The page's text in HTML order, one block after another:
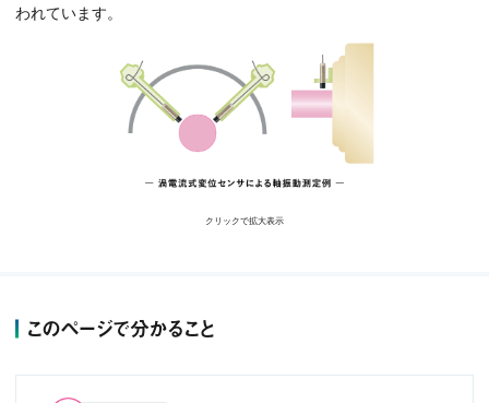
われています。
クリックで拡大表示
このページで分かること